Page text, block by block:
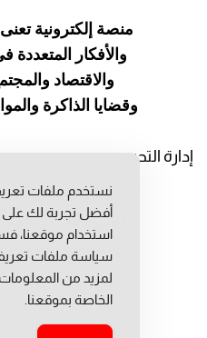
منصة إلكترونية
والأفكار المتعددة
والاقتصاد
وقضايا الذاكرة
إدارة التحرير
رئيس التحرير:
رئيس التحرير
مديرة
نستخدم ملفات
أفضل تجربة لك على
استخدام موقعنا،
سياسة ملفات تعريف
لمزيد من المعلومات
الخاصة بموقعنا.